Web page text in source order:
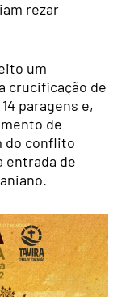
rezar
um
crucificação de
paragens e,
de
do conflito
entrada de